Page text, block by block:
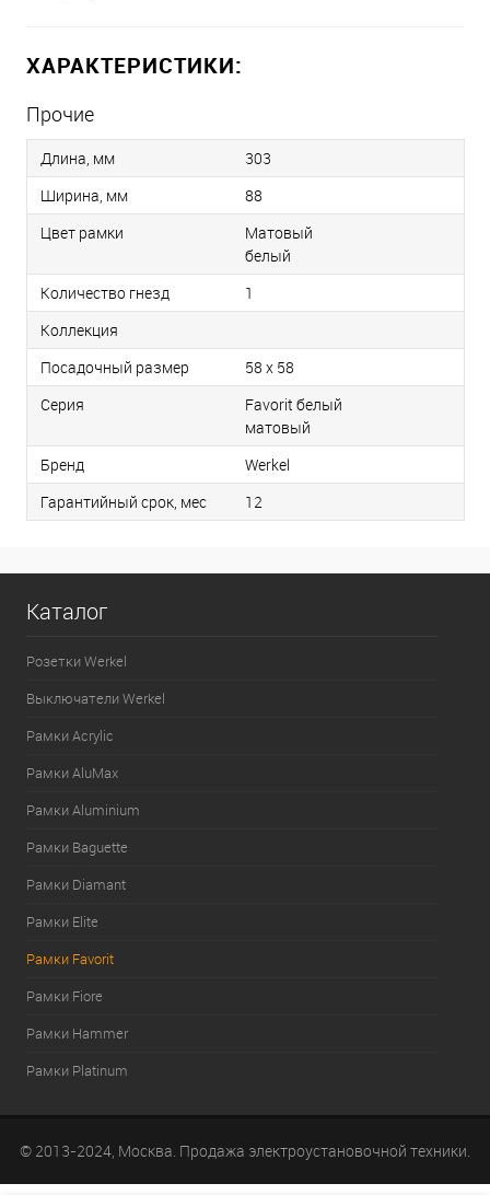
ХАРАКТЕРИСТИКИ:
Прочие
Длина, мм
303
Ширина, мм
88
Цвет рамки
Матовый
белый
Количество гнезд
1
Коллекция
Посадочный размер
58 х 58
Серия
Favorit белый
матовый
Бренд
Werkel
Гарантийный срок, мес
12
Каталог
Розетки Werkel
Выключатели Werkel
Рамки Acrylic
Рамки AluMax
Рамки Aluminium
Рамки Baguette
Рамки Diamant
Рамки Elite
Рамки Favorit
Рамки Fiore
Рамки Hammer
Рамки Platinum
© 2013-2024, Москва. Продажа электроустановочной техники.